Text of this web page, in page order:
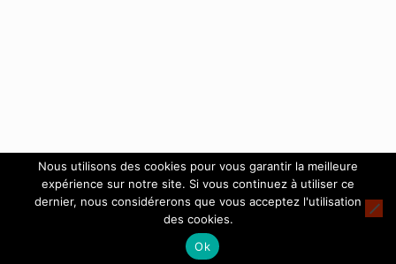
Nous utilisons des cookies pour vous garantir la meilleure
expérience sur notre site. Si vous continuez à utiliser ce
dernier, nous considérerons que vous acceptez l'utilisation
des cookies.
Ok